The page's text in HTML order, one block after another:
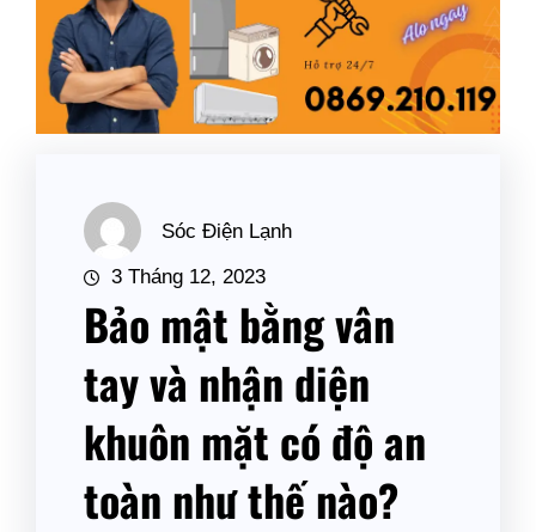
Sóc Điện Lạnh
3 Tháng 12, 2023
Bảo mật bằng vân
tay và nhận diện
khuôn mặt có độ an
toàn như thế nào?